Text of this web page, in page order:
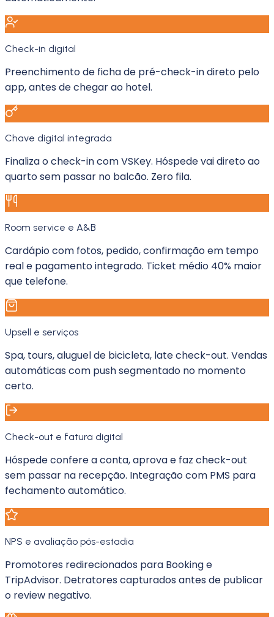
Check-in digital
Preenchimento de ficha de pré-check-in direto pelo
app, antes de chegar ao hotel.
Chave digital integrada
Finaliza o check-in com VSKey. Hóspede vai direto ao
quarto sem passar no balcão. Zero fila.
Room service e A&B
Cardápio com fotos, pedido, confirmação em tempo
real e pagamento integrado. Ticket médio 40% maior
que telefone.
Upsell e serviços
Spa, tours, aluguel de bicicleta, late check-out. Vendas
automáticas com push segmentado no momento
certo.
Check-out e fatura digital
Hóspede confere a conta, aprova e faz check-out
sem passar na recepção. Integração com PMS para
fechamento automático.
NPS e avaliação pós-estadia
Promotores redirecionados para Booking e
TripAdvisor. Detratores capturados antes de publicar
o review negativo.